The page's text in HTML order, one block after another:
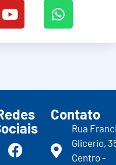
Contato
Rua
Glicerio,
Centro -